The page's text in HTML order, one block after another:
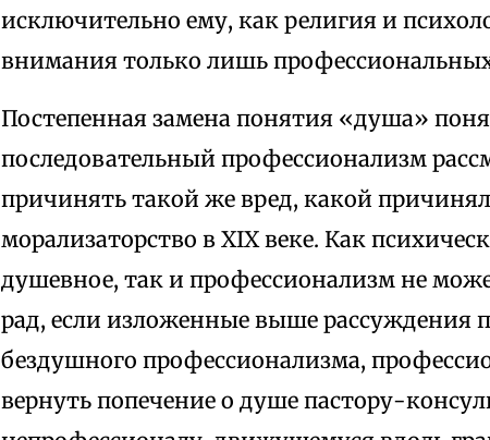
исключительно ему, как религия и
внимания только лишь профессиональных
Постепенная замена понятия «душа»
последовательный профессионализм
причинять такой же вред, какой
морализаторство в XIX веке. Как
душевное, так и профессионализм не
рад, если изложенные выше рассуждения
бездушного профессионализма,
вернуть попечение о душе пастору-